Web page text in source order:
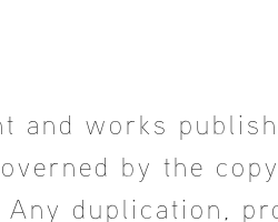
and works
by the
Any duplication,